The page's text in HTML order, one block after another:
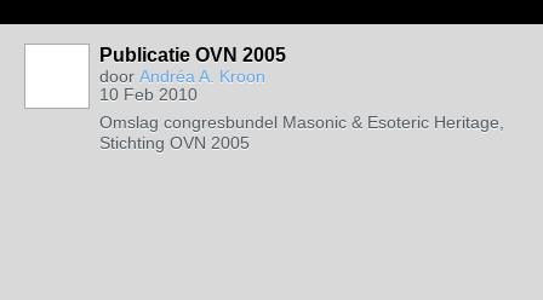
Publicatie OVN 2005
door Andréa A. Kroon
10 Feb 2010
Omslag congresbundel Masonic & Esoteric Heritage,
Stichting OVN 2005